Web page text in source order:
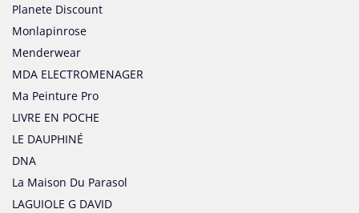
Planete Discount
Monlapinrose
Menderwear
MDA ELECTROMENAGER
Ma Peinture Pro
LIVRE EN POCHE
LE DAUPHINÉ
DNA
La Maison Du Parasol
LAGUIOLE G DAVID